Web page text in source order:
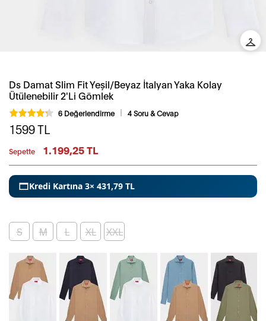
Ds Damat Slim Fit Yeşil/Beyaz İtalyan Yaka Kolay
Ütülenebilir 2'Li Gömlek
6 Değerlendirme 4 Soru & Cevap
1599TL
Sepette 1.199,25 TL
Kredi Kartına 3× 431,79 TL
S M L XL XXL